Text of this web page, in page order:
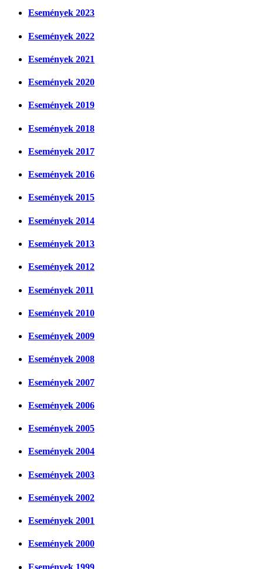
Események 2023
Események 2022
Események 2021
Események 2020
Események 2019
Események 2018
Események 2017
Események 2016
Események 2015
Események 2014
Események 2013
Események 2012
Események 2011
Események 2010
Események 2009
Események 2008
Események 2007
Események 2006
Események 2005
Események 2004
Események 2003
Események 2002
Események 2001
Események 2000
Események 1999